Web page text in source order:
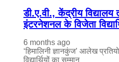
डी.ए.वी., केंद्रीय विद्यालय
इंटरनेशनल के विजेता
6 months ago
‘हिमालिनी ज्ञानकुंज’ आलेख
विद्यार्थियों का सम्मान